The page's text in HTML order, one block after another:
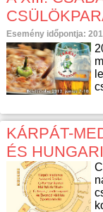
Esemény időpontja:
KÁRPÁT-
ÉS